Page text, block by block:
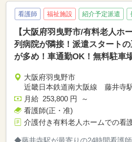
看護師 福祉施設 紹介予定派遣
【大阪府羽曳野市/有料老人
列病院が隣接！派遣スタート
が多め！車通勤OK！無料駐車
大阪府羽曳野市
近畿日本鉄道南大阪線 藤井寺
月給 253,800 円 ～
看護師(正・准)
介護付き有料老人ホームでの看